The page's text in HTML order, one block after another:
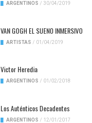
ARGENTINOS / 30/04/2019
VAN GOGH EL SUENO INMERSIVO
ARTISTAS / 01/04/2019
Victor Heredia
ARGENTINOS / 01/02/2018
Los Auténticos Decadentes
ARGENTINOS / 12/01/2017